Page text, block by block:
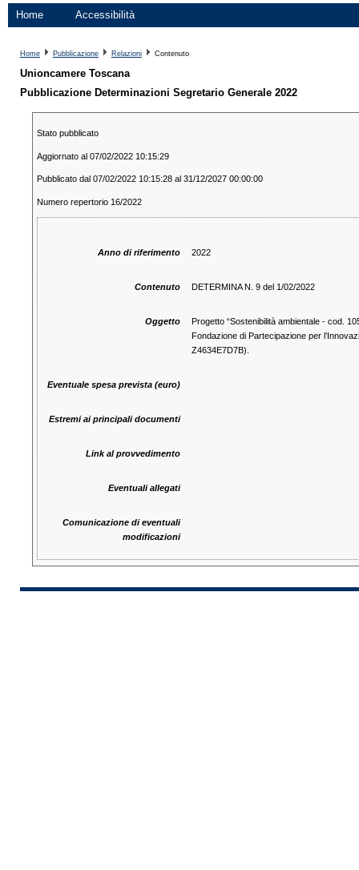
Home Accessibilità
Home Pubblicazione Relazioni Contenuto
Unioncamere Toscana
Pubblicazione Determinazioni Segretario Generale 2022
Stato pubblicato
Aggiornato al 07/02/2022 10:15:29
Pubblicato dal 07/02/2022 10:15:28 al 31/12/2027 00:00:00
Numero repertorio 16/2022
Anno di riferimento 2022
Contenuto DETERMINA N. 9 del 1/02/2022
Oggetto
Progetto “Sostenibilità ambientale - cod.
Fondazione di Partecipazione per
Z4634E7D7B).
Eventuale spesa prevista (euro)
Estremi ai principali documenti
Link al provvedimento
Eventuali allegati
Comunicazione di eventuali
modificazioni